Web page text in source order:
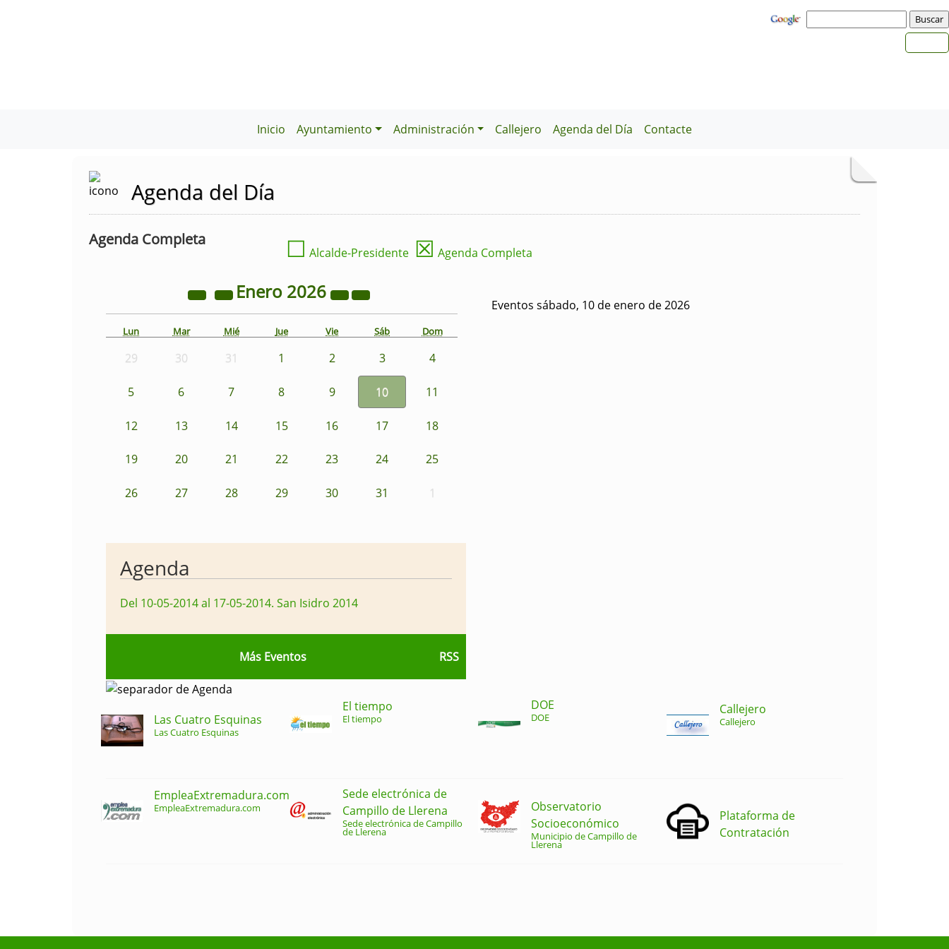
Inicio Ayuntamiento Administración Callejero Agenda del Día Contacte
Agenda del Día
Agenda Completa ☐ Alcalde-Presidente ☒ Agenda Completa
Enero 2026
Lun Mar Mié Jue Vie Sáb Dom
29 30 31 1 2 3 4
5 6 7 8 9 10 11
12 13 14 15 16 17 18
19 20 21 22 23 24 25
26 27 28 29 30 31 1
Eventos sábado, 10 de enero de 2026
Agenda
Del 10-05-2014 al 17-05-2014. San Isidro 2014
Más Eventos RSS
Las Cuatro Esquinas
Las Cuatro Esquinas
El tiempo
El tiempo
DOE
DOE
Callejero
Callejero
EmpleaExtremadura.com
EmpleaExtremadura.com
Sede electrónica de
Campillo de Llerena
Sede electrónica de Campillo
de Llerena
Observatorio
Socioeconómico
Municipio de Campillo de
Llerena
Plataforma de
Contratación